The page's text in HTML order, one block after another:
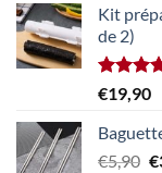
Kit
de 2)
Note5.00
sur 5
€19,90
€5,90 €